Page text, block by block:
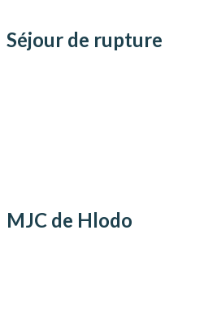
Séjour de rupture
MJC de Hlodo